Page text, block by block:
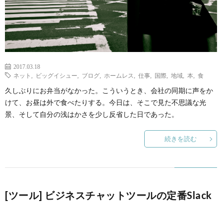
歩
ブ
2017.03.18
ネット
ビッグイシュー ブログ ホームレス 仕事 国際 地域 本 食
久しぶりにお弁当がなかった。こういうとき、会社の同期に声をか
けて、お昼は外で食べたりする。今日は、そこで見た不思議な光
景、そして自分の浅はかさを少し反省した日であった。
続きを読む
[ツール] ビジネスチャットツールの定番Slack